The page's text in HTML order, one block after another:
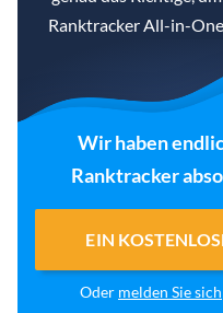
Ranktracker All-in-
Wir haben
Ranktracker
EIN
Oder melden Sie sich